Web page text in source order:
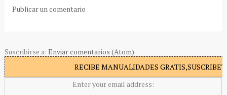
Publicar un comentario
Suscribirse a: Enviar comentarios (Atom)
RECIBE MANUALIDADES
Enter your email address: